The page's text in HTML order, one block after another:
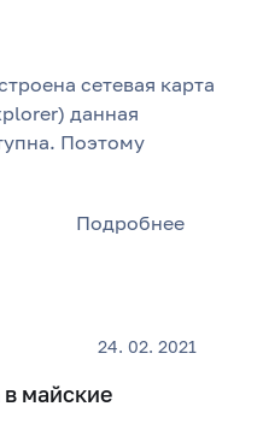
Подробнее
сетевая карта
данная
Поэтому
24. 02. 2021
майские